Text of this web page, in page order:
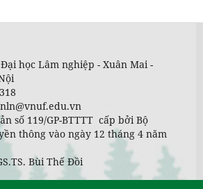
học Lâm nghiệp - Xuân Mai -
số 119/GP-BTTTT cấp bởi Bộ
thông vào ngày 12 tháng 4 năm
Bùi Thế Đồi